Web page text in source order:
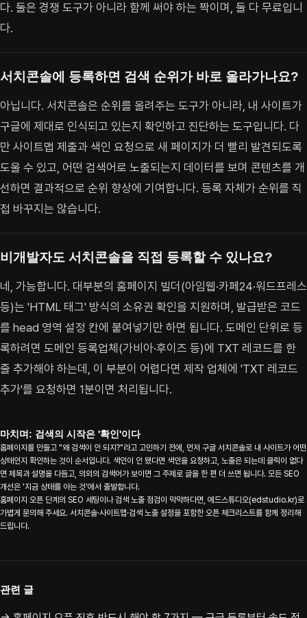
다. 둘은 경쟁 도구가 아니라 함께 써야 하는 짝이며, 둘 다 무료입니
다.
서치콘솔에 등록하면 검색 순위가 바로 올라가나요?
아닙니다. 서치콘솔은 순위를 올려주는 도구가 아니라, 내 사이트가
구글에 제대로 인식되고 있는지 확인하고 진단하는 도구입니다. 다
만 사이트맵 제출과 색인 요청으로 새 페이지가 더 빨리 발견되도록
도울 수 있고, 어떤 검색어로 노출되는지 데이터를 보며 콘텐츠를 개
선하면 결과적으로 순위 향상에 기여합니다. 등록 자체가 순위를 직
접 바꾸지는 않습니다.
비개발자도 서치콘솔을 직접 등록할 수 있나요?
네, 가능합니다. 대부분의 홈페이지 빌더(아임웹·카페24·워드프레스
등)는 'HTML 태그' 방식의 소유권 확인을 지원하며, 발급받은 코드
를 head 영역 설정 칸에 붙여넣기만 하면 됩니다. 도메인 단위로 등
록하려면 도메인 등록업체(가비아·후이즈 등)에 TXT 레코드를 한
줄 추가해야 하는데, 이 부분이 어렵다면 제작 업체에 'TXT 레코드
추가'를 요청하면 1분이면 처리됩니다.
마치며: 검색의 시작은 '확인'이다
홈페이지를 만들고 "왜 검색이 안 되지?"라고 고민하기 전에, 먼저 구글 서치콘솔로 내 사이트가 어떤
상태인지 확인하는 것이 순서입니다. 색인이 안 됐다면 색인을 요청하고, 노출은 되는데 클릭이 없다
면 제목과 설명을 다듬고, 의외의 검색어가 보이면 그 주제로 글을 한 편 더 쓰면 됩니다. 모든 SEO
개선은 '지금 상태를 아는 것'에서 출발합니다.
홈페이지 오픈 단계의 SEO 세팅이나 검색 노출 점검이 막막하다면, 에드스튜디오(edstudio.kr)로
가볍게 문의해 주세요. 서치콘솔·사이트맵·검색 노출 설정을 포함한 오픈 체크리스트를 함께 정리해
드립니다.
관련 글